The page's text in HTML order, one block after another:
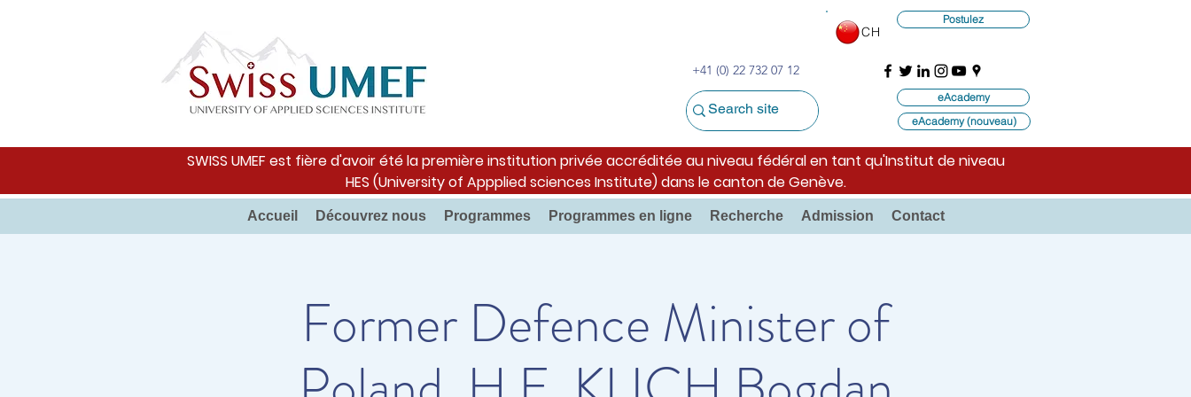
+41 (0) 22 732 07 12
CH
Postulez
eAcademy
eAcademy (nouveau)
SWISS UMEF est fière d'avoir été la première institution privée accréditée au niveau fédéral en tant qu'Institut de niveau
HES (University of Appplied sciences Institute) dans le canton de Genève.
Accueil Découvrez nous Programmes Programmes en ligne Recherche Admission Contact
Former Defence Minister of